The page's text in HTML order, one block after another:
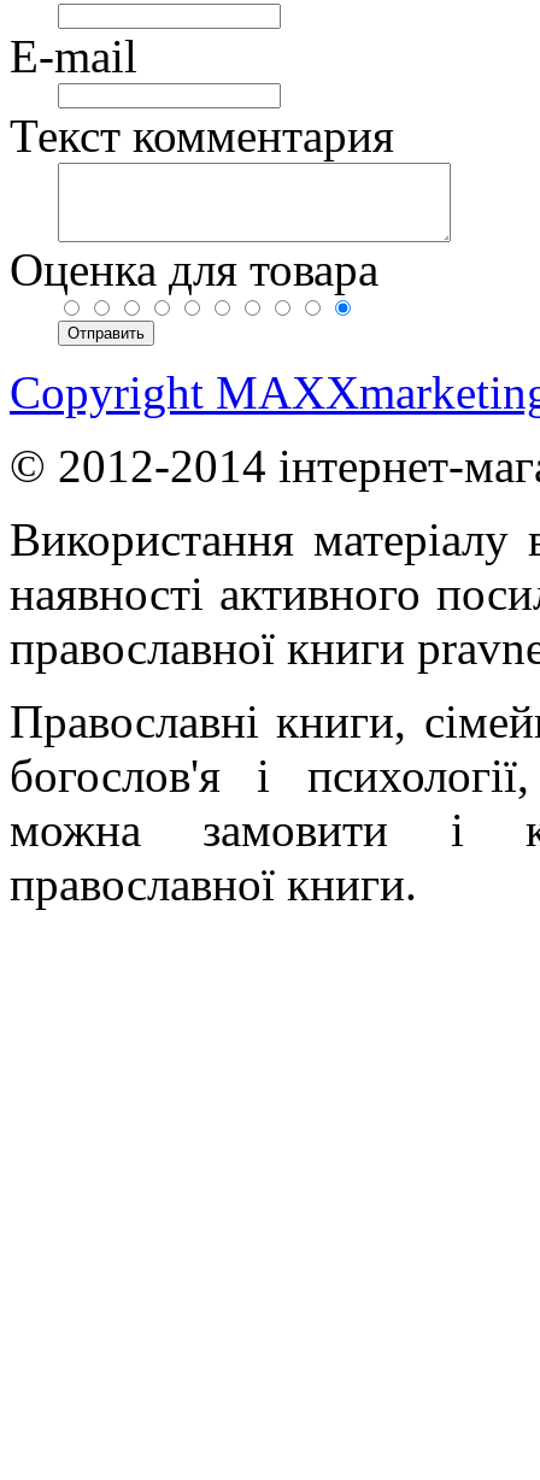
E-mail
Текст комментария
Оценка для товара
Copyright
© 2012-2014 інтернет-
Використання матеріалу
наявності активного
православної книги
Православні книги,
богослов'я і
можна замовити і
православної книги.